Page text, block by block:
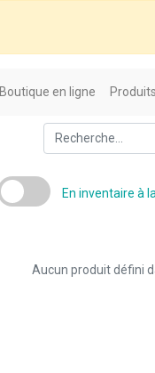
Boutique en ligne
En inventaire à
Aucun produit défini